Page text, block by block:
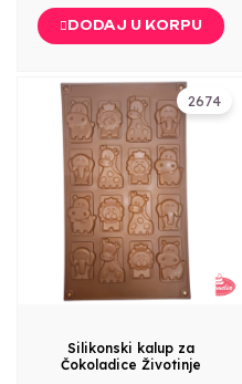
DODAJ U KORPU
2674
Silikonski kalup za
Čokoladice Životinje